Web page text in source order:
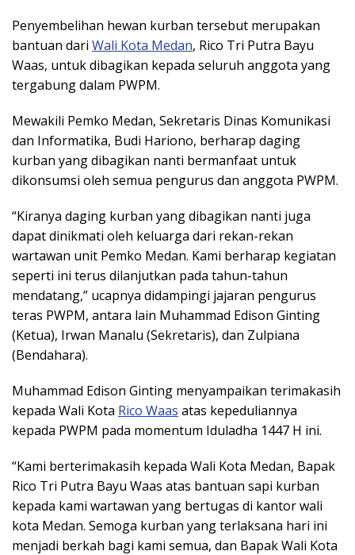
Penyembelihan hewan kurban tersebut merupakan
bantuan dari Wali Kota Medan, Rico Tri Putra Bayu
Waas, untuk dibagikan kepada seluruh anggota yang
tergabung dalam PWPM.
Mewakili Pemko Medan, Sekretaris Dinas Komunikasi
dan Informatika, Budi Hariono, berharap daging
kurban yang dibagikan nanti bermanfaat untuk
dikonsumsi oleh semua pengurus dan anggota PWPM.
“Kiranya daging kurban yang dibagikan nanti juga
dapat dinikmati oleh keluarga dari rekan-rekan
wartawan unit Pemko Medan. Kami berharap kegiatan
seperti ini terus dilanjutkan pada tahun-tahun
mendatang,” ucapnya didampingi jajaran pengurus
teras PWPM, antara lain Muhammad Edison Ginting
(Ketua), Irwan Manalu (Sekretaris), dan Zulpiana
(Bendahara).
Muhammad Edison Ginting menyampaikan terimakasih
kepada Wali Kota Rico Waas atas kepeduliannya
kepada PWPM pada momentum Iduladha 1447 H ini.
“Kami berterimakasih kepada Wali Kota Medan, Bapak
Rico Tri Putra Bayu Waas atas bantuan sapi kurban
kepada kami wartawan yang bertugas di kantor wali
kota Medan. Semoga kurban yang terlaksana hari ini
menjadi berkah bagi kami semua, dan Bapak Wali Kota